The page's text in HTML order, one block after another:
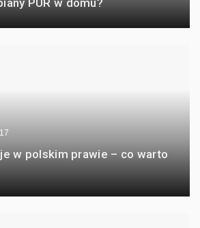
w polskim prawie – co warto